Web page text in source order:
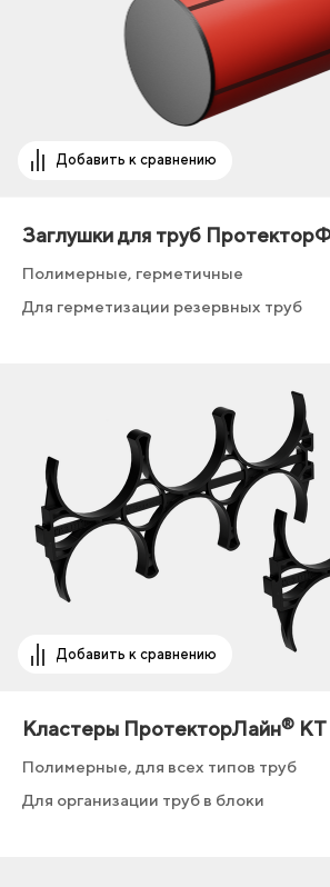
Добавить к сравнению
Заглушки для труб
Полимерные, герметичные
Для герметизации резервных труб
Добавить к сравнению
Кластеры ПротекторЛайн® КТ
Полимерные, для всех типов труб
Для организации труб в блоки